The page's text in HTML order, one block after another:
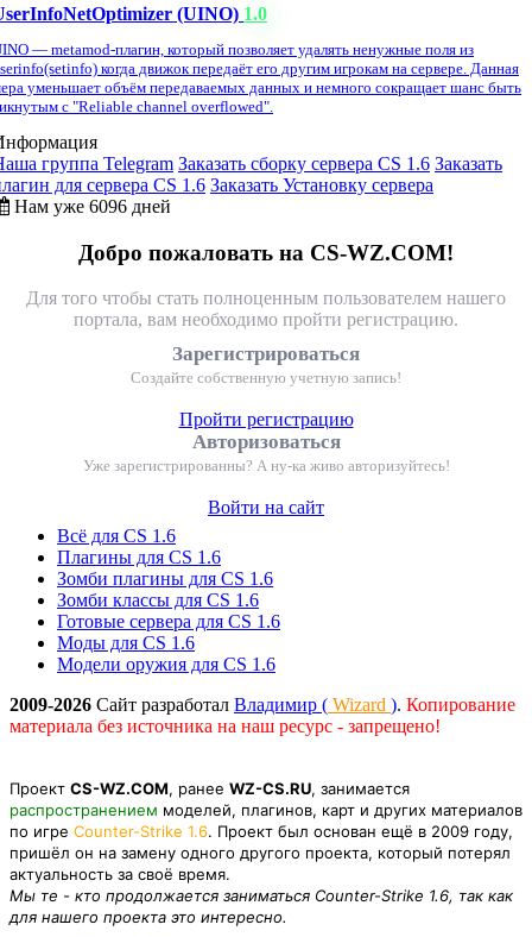
(UINO) 1.0
— metamod-плагин, который позволяет удалять ненужные поля из
когда движок передаёт его другим игрокам на сервере. Данная
уменьшает объём передаваемых данных и немного сокращает шанс быть
с "Reliable channel overflowed".
группа Telegram Заказать сборку сервера CS 1.6 Заказать
для сервера CS 1.6 Заказать Установку сервера
Нам уже 6096 дней
Добро пожаловать на CS-WZ.COM!
Для того чтобы стать полноценным пользователем нашего
портала, вам необходимо пройти регистрацию.
Зарегистрироваться
Создайте собственную учетную запись!
Пройти регистрацию
Авторизоваться
Уже зарегистрированны? А ну-ка живо авторизуйтесь!
Войти на сайт
Всё для CS 1.6
Плагины для CS 1.6
Зомби плагины для CS 1.6
Зомби классы для CS 1.6
Готовые сервера для CS 1.6
Моды для CS 1.6
Модели оружия для CS 1.6
2009-2026 Сайт разработал Владимир ( Wizard ). Копирование
материала без источника на наш ресурс - запрещено!
Проект CS-WZ.COM, ранее WZ-CS.RU, занимается
распространением моделей, плагинов, карт и других материалов
по игре Counter-Strike 1.6. Проект был основан ещё в 2009 году,
пришёл он на замену одного другого проекта, который потерял
актуальность за своё время.
Мы те - кто продолжается заниматься Counter-Strike 1.6, так как
для нашего проекта это интересно.